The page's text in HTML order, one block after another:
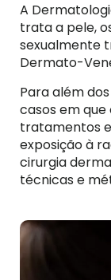
A
trata a pele,
sexualmente
Dermato-
Para além
casos em
tratamentos
exposição à
cirurgia
técnicas e